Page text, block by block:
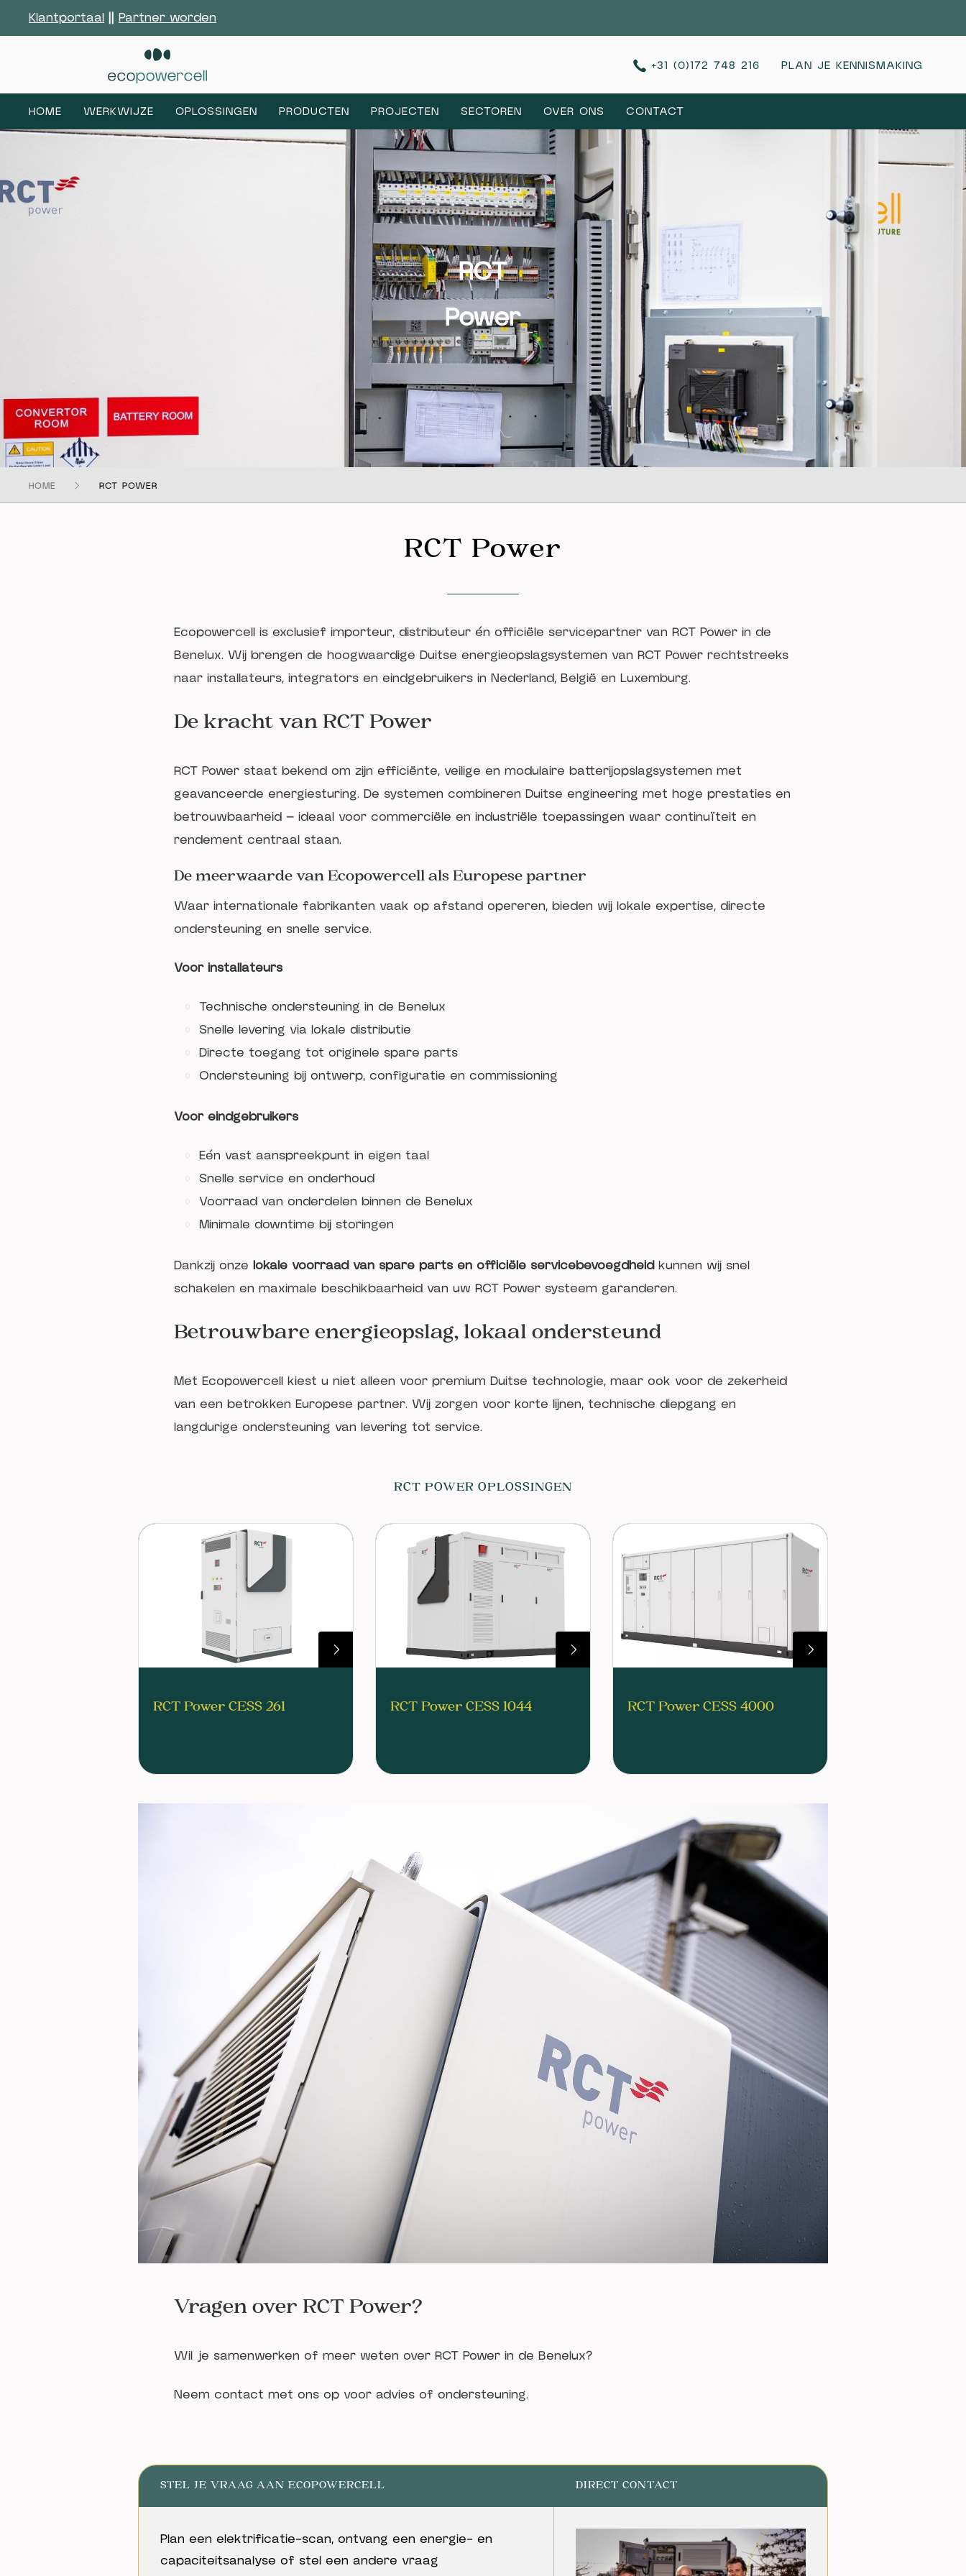
Klantportaal || Partner worden
+31 (0)172 748 216 PLAN JE KENNISMAKING
HOME WERKWIJZE OPLOSSINGEN PRODUCTEN PROJECTEN SECTOREN OVER ONS CONTACT
RCT
Power
HOME RCT POWER
RCT Power
Ecopowercell is exclusief importeur, distributeur én officiële servicepartner van RCT Power in de
Benelux. Wij brengen de hoogwaardige Duitse energieopslagsystemen van RCT Power rechtstreeks
naar installateurs, integrators en eindgebruikers in Nederland, België en Luxemburg.
De kracht van RCT Power
RCT Power staat bekend om zijn efficiënte, veilige en modulaire batterijopslagsystemen met
geavanceerde energiesturing. De systemen combineren Duitse engineering met hoge prestaties en
betrouwbaarheid — ideaal voor commerciële en industriële toepassingen waar continuïteit en
rendement centraal staan.
De meerwaarde van Ecopowercell als Europese partner
Waar internationale fabrikanten vaak op afstand opereren, bieden wij lokale expertise, directe
ondersteuning en snelle service.
Voor installateurs
Technische ondersteuning in de Benelux
Snelle levering via lokale distributie
Directe toegang tot originele spare parts
Ondersteuning bij ontwerp, configuratie en commissioning
Voor eindgebruikers
Eén vast aanspreekpunt in eigen taal
Snelle service en onderhoud
Voorraad van onderdelen binnen de Benelux
Minimale downtime bij storingen
Dankzij onze lokale voorraad van spare parts en officiële servicebevoegdheid kunnen wij snel
schakelen en maximale beschikbaarheid van uw RCT Power systeem garanderen.
Betrouwbare energieopslag, lokaal ondersteund
Met Ecopowercell kiest u niet alleen voor premium Duitse technologie, maar ook voor de zekerheid
van een betrokken Europese partner. Wij zorgen voor korte lijnen, technische diepgang en
langdurige ondersteuning van levering tot service.
RCT POWER OPLOSSINGEN
RCT Power CESS 261 RCT Power CESS 1044 RCT Power CESS 4000
Vragen over RCT Power?
Wil je samenwerken of meer weten over RCT Power in de Benelux?
Neem contact met ons op voor advies of ondersteuning.
STEL JE VRAAG AAN ECOPOWERCELL
Plan een elektrificatie-scan, ontvang een energie- en
capaciteitsanalyse of stel een andere vraag
DIRECT CONTACT